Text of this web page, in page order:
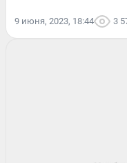
9 июня, 2023, 18:44 3